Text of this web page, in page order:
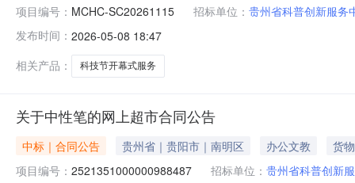
项目编号： MCHC-SC20261115 招标单位： 贵州省科普创新服务
发布时间： 2026-05-08 18:47
相关产品：
科技节开幕式服务
关于中性笔的网上超市合同公告
中标｜合同公告 贵州省｜贵阳市｜南明区 办公文教
货物
项目编号： 2521351000000988487 招标单位： 贵州省科普创新